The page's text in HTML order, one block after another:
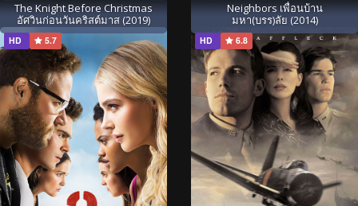
The Knight Before Christmas
อัศวินก่อนวันคริสต์มาส (2019)
Neighbors เพื่อนบ้าน
มหา(บรร)ลัย (2014)
HD 5.7 HD 6.8